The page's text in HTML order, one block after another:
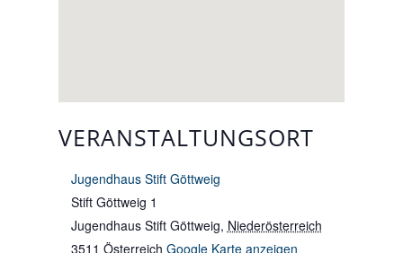
VERANSTALTUNGSORT
Jugendhaus Stift Göttweig
Stift Göttweig 1
Jugendhaus Stift Göttweig, Niederösterreich
3511 Österreich Google Karte anzeigen